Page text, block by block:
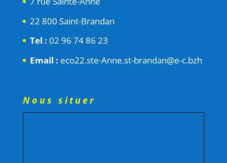
22 800 Saint-Brandan
Tel : 02 96 74 86 23
Email : eco22.ste-Anne.st-brandan@e-c.bzh
Nous situer